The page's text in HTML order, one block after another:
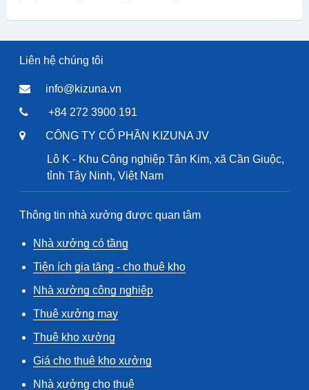
Liên hệ chúng tôi
info@kizuna.vn
+84 272 3900 191
CÔNG TY CỔ PHẦN KIZUNA JV
Lô K - Khu Công nghiệp Tân Kim, xã Cần Giuộc,
tỉnh Tây Ninh, Việt Nam
Thông tin nhà xưởng được quan tâm
Nhà xưởng có tầng
Tiện ích gia tăng - cho thuê kho
Nhà xưởng công nghiệp
Thuê xưởng may
Thuê kho xưởng
Giá cho thuê kho xưởng
Nhà xưởng cho thuê